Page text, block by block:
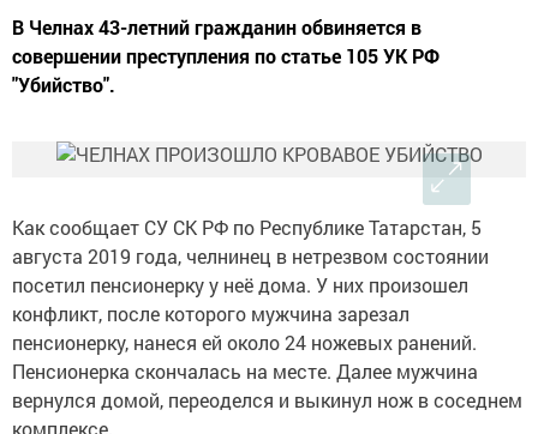
В Челнах 43-летний гражданин обвиняется в
совершении преступления по статье 105 УК РФ
"Убийство".
Как сообщает СУ СК РФ по Республике Татарстан, 5
августа 2019 года, челнинец в нетрезвом состоянии
посетил пенсионерку у неё дома. У них произошел
конфликт, после которого мужчина зарезал
пенсионерку, нанеся ей около 24 ножевых ранений.
Пенсионерка скончалась на месте. Далее мужчина
вернулся домой, переоделся и выкинул нож в соседнем